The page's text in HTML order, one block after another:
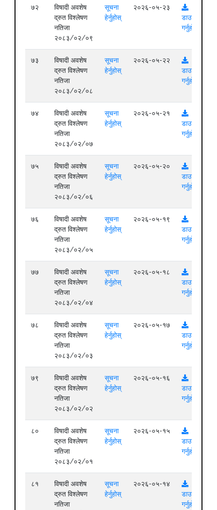
७२
विषादी अवशेष
द्रुत विश्लेषण
नतिजा
२०८३/०२/०९
सूचना
हेर्नुहोस्
२०२६-०५-२३
डाउनलोड
गर्नुहोस्
७३
विषादी अवशेष
द्रुत विश्लेषण
नतिजा
२०८३/०२/०८
सूचना
हेर्नुहोस्
२०२६-०५-२२
डाउनलोड
गर्नुहोस्
७४
विषादी अवशेष
द्रुत विश्लेषण
नतिजा
२०८३/०२/०७
सूचना
हेर्नुहोस्
२०२६-०५-२१
डाउनलोड
गर्नुहोस्
७५
विषादी अवशेष
द्रुत विश्लेषण
नतिजा
२०८३/०२/०६
सूचना
हेर्नुहोस्
२०२६-०५-२०
डाउनलोड
गर्नुहोस्
७६
विषादी अवशेष
द्रुत विश्लेषण
नतिजा
२०८३/०२/०५
सूचना
हेर्नुहोस्
२०२६-०५-१९
डाउनलोड
गर्नुहोस्
७७
विषादी अवशेष
द्रुत विश्लेषण
नतिजा
२०८३/०२/०४
सूचना
हेर्नुहोस्
२०२६-०५-१८
डाउनलोड
गर्नुहोस्
७८
विषादी अवशेष
द्रुत विश्लेषण
नतिजा
२०८३/०२/०३
सूचना
हेर्नुहोस्
२०२६-०५-१७
डाउनलोड
गर्नुहोस्
७९
विषादी अवशेष
द्रुत विश्लेषण
नतिजा
२०८३/०२/०२
सूचना
हेर्नुहोस्
२०२६-०५-१६
डाउनलोड
गर्नुहोस्
८०
विषादी अवशेष
द्रुत विश्लेषण
नतिजा
२०८३/०२/०१
सूचना
हेर्नुहोस्
२०२६-०५-१५
डाउनलोड
गर्नुहोस्
८१
विषादी अवशेष
द्रुत विश्लेषण
नतिजा
सूचना
हेर्नुहोस्
२०२६-०५-१४
डाउनलोड
गर्नुहोस्